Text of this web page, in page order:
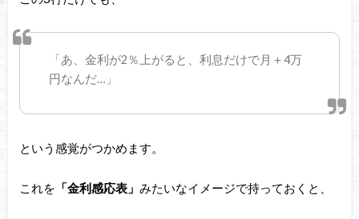
「あ、金利が2％上がると、利息だけで月＋4万
円なんだ…」
という感覚がつかめます。
これを 「金利感応表」 みたいなイメージで持っておくと、